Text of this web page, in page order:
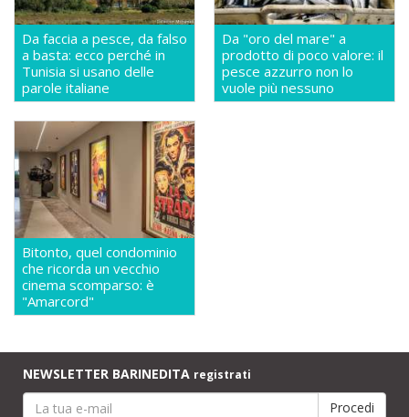
Da faccia a pesce, da falso
a basta: ecco perché in
Tunisia si usano delle
parole italiane
Da "oro del mare" a
prodotto di poco valore: il
pesce azzurro non lo
vuole più nessuno
Bitonto, quel condominio
che ricorda un vecchio
cinema scomparso: è
"Amarcord"
NEWSLETTER BARINEDITA registrati